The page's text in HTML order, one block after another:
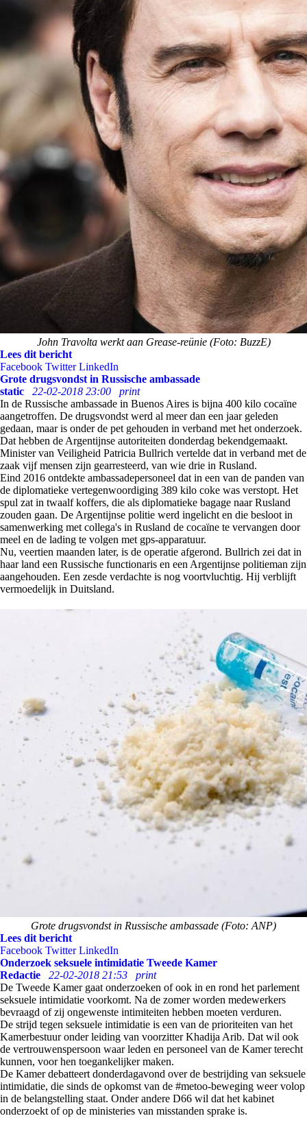
John Travolta werkt aan Grease-reünie (Foto: BuzzE)
Lees dit bericht
Facebook Twitter LinkedIn
Grote drugsvondst in Russische ambassade
static
22-02-2018 23:00
print
In de Russische ambassade in Buenos Aires is bijna 400 kilo cocaïne
aangetroffen. De drugsvondst werd al meer dan een jaar geleden
gedaan, maar is onder de pet gehouden in verband met het onderzoek.
Dat hebben de Argentijnse autoriteiten donderdag bekendgemaakt.
Minister van Veiligheid Patricia Bullrich vertelde dat in verband met de
zaak vijf mensen zijn gearresteerd, van wie drie in Rusland.
Eind 2016 ontdekte ambassadepersoneel dat in een van de panden van
de diplomatieke vertegenwoordiging 389 kilo coke was verstopt. Het
spul zat in twaalf koffers, die als diplomatieke bagage naar Rusland
zouden gaan. De Argentijnse politie werd ingelicht en die besloot in
samenwerking met collega's in Rusland de cocaïne te vervangen door
meel en de lading te volgen met gps-apparatuur.
Nu, veertien maanden later, is de operatie afgerond. Bullrich zei dat in
haar land een Russische functionaris en een Argentijnse politieman zijn
aangehouden. Een zesde verdachte is nog voortvluchtig. Hij verblijft
vermoedelijk in Duitsland.
Grote drugsvondst in Russische ambassade (Foto: ANP)
Lees dit bericht
Facebook Twitter LinkedIn
Onderzoek seksuele intimidatie Tweede Kamer
Redactie
22-02-2018 21:53
print
De Tweede Kamer gaat onderzoeken of ook in en rond het parlement
seksuele intimidatie voorkomt. Na de zomer worden medewerkers
bevraagd of zij ongewenste intimiteiten hebben moeten verduren.
De strijd tegen seksuele intimidatie is een van de prioriteiten van het
Kamerbestuur onder leiding van voorzitter Khadija Arib. Dat wil ook
de vertrouwenspersoon waar leden en personeel van de Kamer terecht
kunnen, voor hen toegankelijker maken.
De Kamer debatteert donderdagavond over de bestrijding van seksuele
intimidatie, die sinds de opkomst van de #metoo-beweging weer volop
in de belangstelling staat. Onder andere D66 wil dat het kabinet
onderzoekt of op de ministeries van misstanden sprake is.